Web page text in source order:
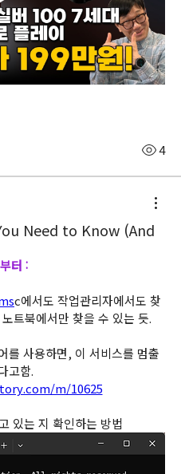
4
Need to Know (And
터 :
c에서도 작업관리자에서도 찾
트북에서만 찾을 수 있는 듯.
를 사용하면, 이 서비스를 멈출
고함.
m/10625
있는 지 확인하는 방법